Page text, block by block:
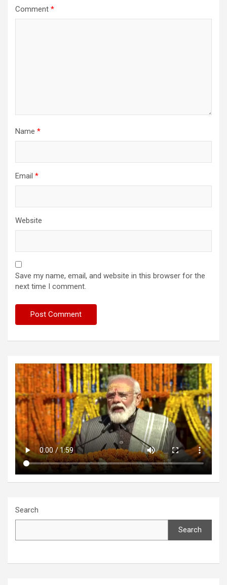
Comment *
Name *
Email *
Website
Save my name, email, and website in this browser for the
next time I comment.
Search
Search